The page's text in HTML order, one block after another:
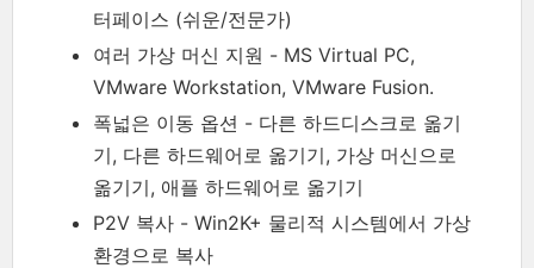
터페이스 (쉬운/전문가)
여러 가상 머신 지원 - MS Virtual PC,
VMware Workstation, VMware Fusion.
폭넓은 이동 옵션 - 다른 하드디스크로 옮기
기, 다른 하드웨어로 옮기기, 가상 머신으로
옮기기, 애플 하드웨어로 옮기기
P2V 복사 - Win2K+ 물리적 시스템에서 가상
환경으로 복사